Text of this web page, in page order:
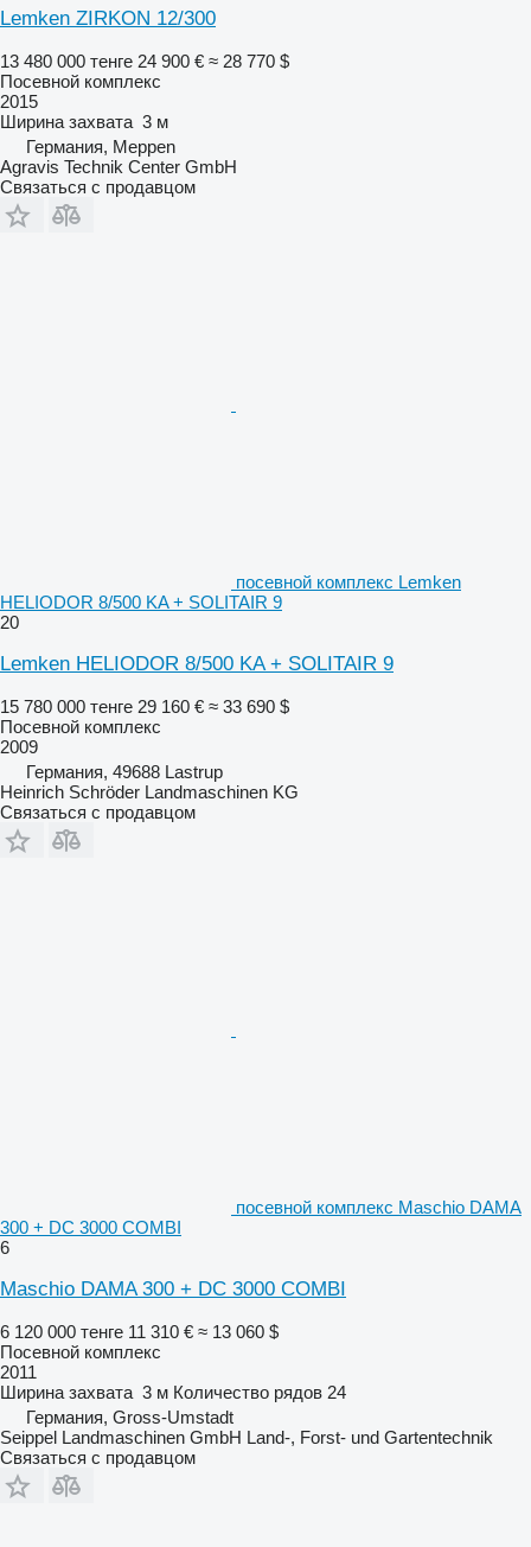
Lemken ZIRKON 12/300
13 480 000 тенге 24 900 € ≈ 28 770 $
Посевной комплекс
2015
Ширина захвата 3 м
Германия, Meppen
Agravis Technik Center GmbH
Связаться с продавцом
посевной комплекс Lemken
HELIODOR 8/500 KA + SOLITAIR 9
20
Lemken HELIODOR 8/500 KA + SOLITAIR 9
15 780 000 тенге 29 160 € ≈ 33 690 $
Посевной комплекс
2009
Германия, 49688 Lastrup
Heinrich Schröder Landmaschinen KG
Связаться с продавцом
посевной комплекс Maschio DAMA
300 + DC 3000 COMBI
6
Maschio DAMA 300 + DC 3000 COMBI
6 120 000 тенге 11 310 € ≈ 13 060 $
Посевной комплекс
2011
Ширина захвата 3 м Количество рядов 24
Германия, Gross-Umstadt
Seippel Landmaschinen GmbH Land-, Forst- und Gartentechnik
Связаться с продавцом